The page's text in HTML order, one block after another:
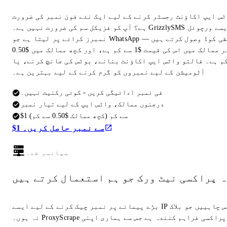
ایپ اکاؤنٹ رجسٹر کرنے کے لیے ایک نئے فون نمبر کی ضرورت
ہے؟ آپ کو فزیکل سم کی ضرورت نہیں ہے۔ GrizzlySMS ایسے ورچوئل
نمبرز کرائے پر لیتا ہے جو WhatsApp تصدیقی کوڈ وصول کرتے ہیں —
زیادہ تر ممالک میں اس کی قیمت $1 سے کم ہے، اور کچھ ممالک میں $0.50
ہے۔ فالتو واٹس ایپ اکاؤنٹ بنانے، بوٹس کی جانچ کرنے، یا
آٹومیشن کے لیے نمبروں کو گرم کرنے کے لیے بہترین ہے۔
فی نمبر ادائیگی کریں - کوئی رکنیت نہیں۔
درجنوں ممالک، واٹس ایپ کے لیے تیار نمبر
$1 سے کم (کچھ ممالک $0.50 سے کم)
$1 سے نمبر حاصل کریں۔
سپانسر شدہ
پراکسی نیٹ ورک جو ہم استعمال کرتے ہیں
بڑے پیمانے پر نمبر چیک کرنے کے لیے ایسے IP ایڈریس چاہییں جو بلاک
نہ ہوں۔ ProxyScrape وہی پراکسی فراہم کنندہ ہے جس سے ہماری اپنی